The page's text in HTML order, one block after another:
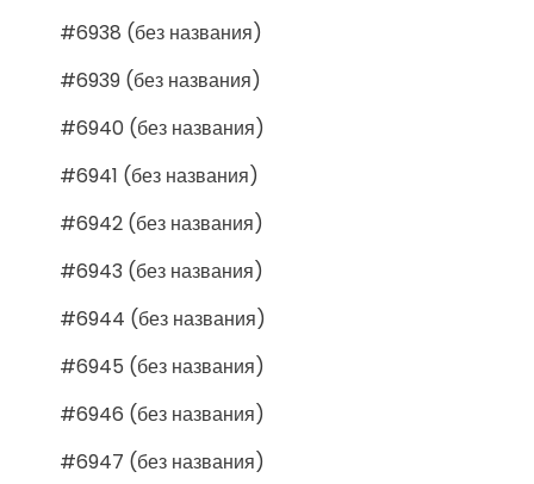
#6938 (без названия)
#6939 (без названия)
#6940 (без названия)
#6941 (без названия)
#6942 (без названия)
#6943 (без названия)
#6944 (без названия)
#6945 (без названия)
#6946 (без названия)
#6947 (без названия)